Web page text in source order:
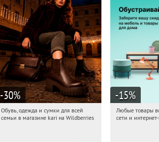
-30%
17:14:01 Получили:
Обувь, одежда и сумки для всей
семьи в магазине kari на Wildberries
-15%
17:14:01
Любые товары
сети и